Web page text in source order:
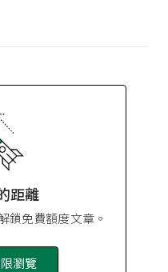
距離
鎖免費額度文章。
瀏覽